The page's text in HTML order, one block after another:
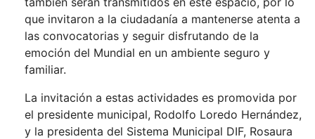
que invitaron a la ciudadanía a mantenerse atenta a
las convocatorias y seguir disfrutando de la
emoción del Mundial en un ambiente seguro y
familiar.
La invitación a estas actividades es promovida por
el presidente municipal, Rodolfo Loredo Hernández,
y la presidenta del Sistema Municipal DIF, Rosaura